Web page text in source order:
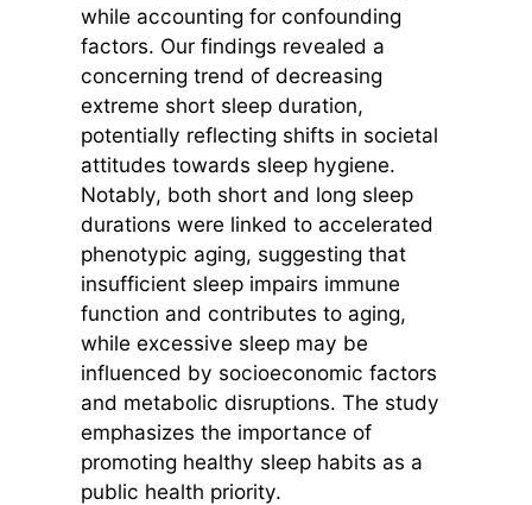
while accounting for confounding
factors. Our findings revealed a
concerning trend of decreasing
extreme short sleep duration,
potentially reflecting shifts in societal
attitudes towards sleep hygiene.
Notably, both short and long sleep
durations were linked to accelerated
phenotypic aging, suggesting that
insufficient sleep impairs immune
function and contributes to aging,
while excessive sleep may be
influenced by socioeconomic factors
and metabolic disruptions. The study
emphasizes the importance of
promoting healthy sleep habits as a
public health priority.